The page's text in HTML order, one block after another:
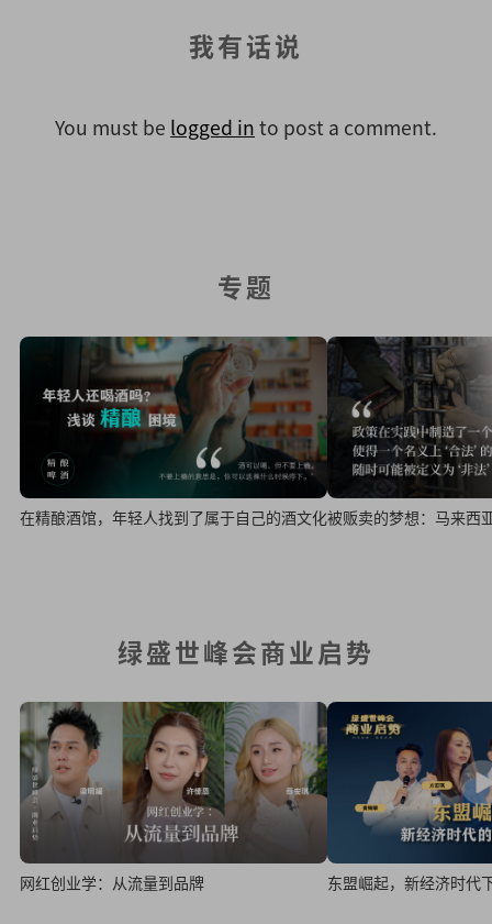
我有话说
You must be logged in to post a comment.
专题
在精酿酒馆，年轻人找到了属于自己的酒文化被贩卖的梦想：马来西
绿盛世峰会商业启势
网红创业学：从流量到品牌 东盟崛起，新经济时代